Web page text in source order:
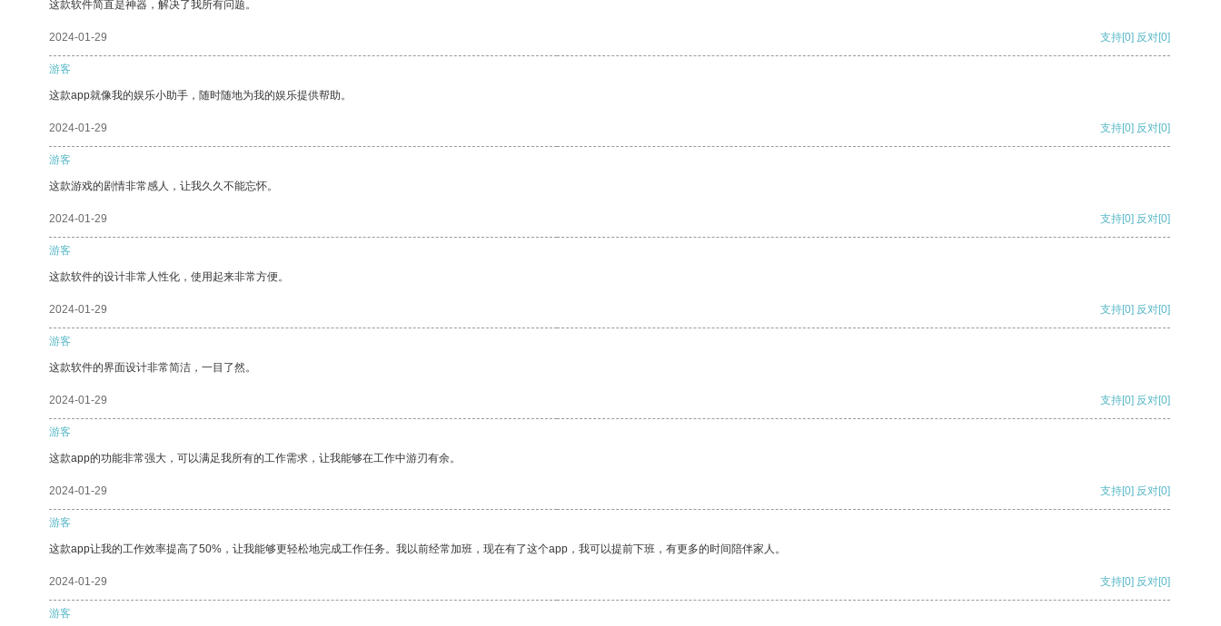
这款软件简直是神器，解决了我所有问题。
2024-01-29 支持[0] 反对[0]
游客
这款app就像我的娱乐小助手，随时随地为我的娱乐提供帮助。
2024-01-29 支持[0] 反对[0]
游客
这款游戏的剧情非常感人，让我久久不能忘怀。
2024-01-29 支持[0] 反对[0]
游客
这款软件的设计非常人性化，使用起来非常方便。
2024-01-29 支持[0] 反对[0]
游客
这款软件的界面设计非常简洁，一目了然。
2024-01-29 支持[0] 反对[0]
游客
这款app的功能非常强大，可以满足我所有的工作需求，让我能够在工作中游刃有余。
2024-01-29 支持[0] 反对[0]
游客
这款app让我的工作效率提高了50%，让我能够更轻松地完成工作任务。我以前经常加班，现在有了这个app，我可以提前下班，有更多的时间陪伴家人。
2024-01-29 支持[0] 反对[0]
游客